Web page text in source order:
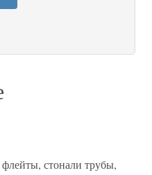
стонали трубы,